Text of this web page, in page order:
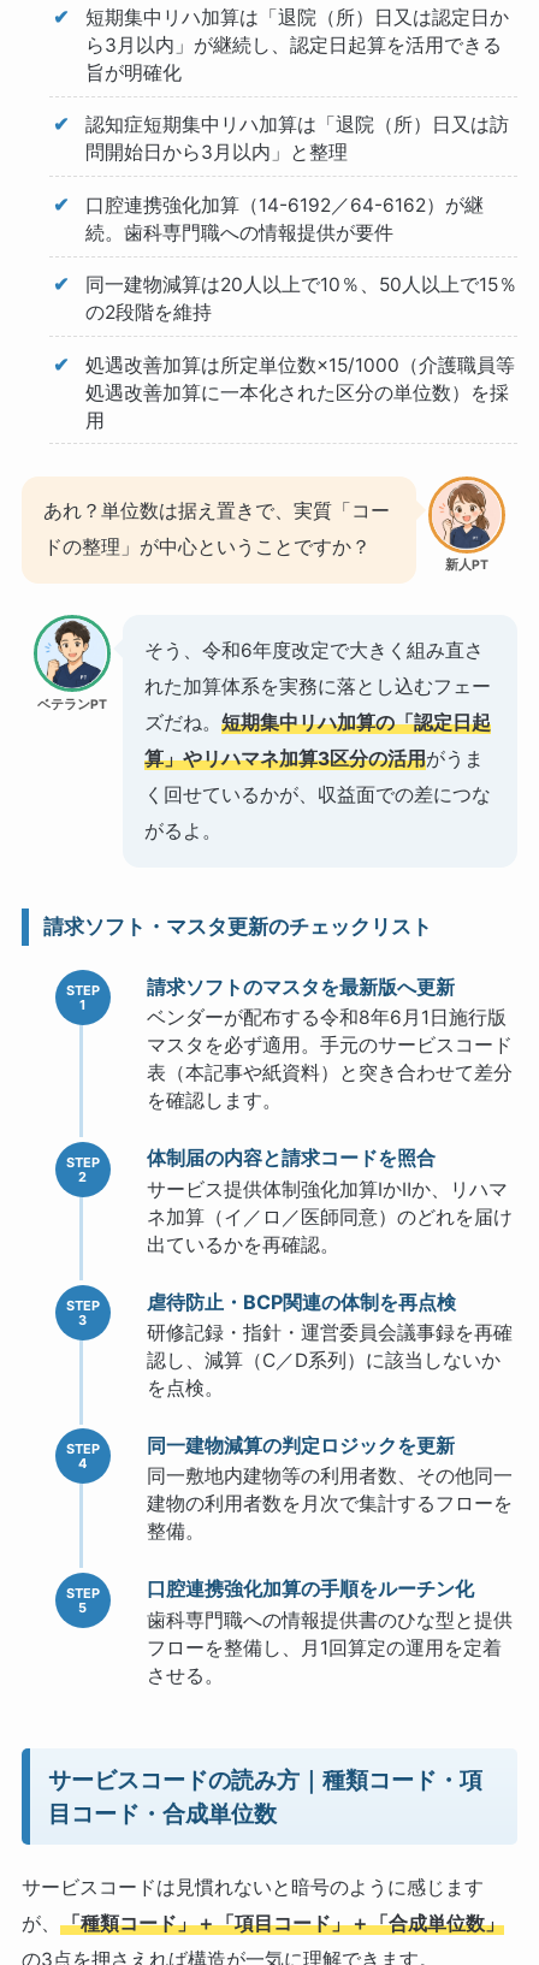
短期集中リハ加算は「退院（所）日又は認定日か
ら3月以内」が継続し、認定日起算を活用できる
旨が明確化
認知症短期集中リハ加算は「退院（所）日又は訪
問開始日から3月以内」と整理
口腔連携強化加算（14-6192／64-6162）が継
続。歯科専門職への情報提供が要件
同一建物減算は20人以上で10％、50人以上で15％
の2段階を維持
処遇改善加算は所定単位数×15/1000（介護職員等
処遇改善加算に一本化された区分の単位数）を採
用
新人PT
あれ？単位数は据え置きで、実質「コー
ドの整理」が中心ということですか？
ベテランPT
そう、令和6年度改定で大きく組み直さ
れた加算体系を実務に落とし込むフェー
ズだね。 短期集中リハ加算の「認定日起
算」やリハマネ加算3区分の活用がうま
く回せているかが、収益面での差につな
がるよ。
請求ソフト・マスタ更新のチェックリスト
請求ソフトのマスタを最新版へ更新
ベンダーが配布する令和8年6月1日施行版
マスタを必ず適用。手元のサービスコード
表（本記事や紙資料）と突き合わせて差分
を確認します。
体制届の内容と請求コードを照合
サービス提供体制強化加算ⅠかⅡか、リハマ
ネ加算（イ／ロ／医師同意）のどれを届け
出ているかを再確認。
虐待防止・BCP関連の体制を再点検
研修記録・指針・運営委員会議事録を再確
認し、減算（C／D系列）に該当しないか
を点検。
同一建物減算の判定ロジックを更新
同一敷地内建物等の利用者数、その他同一
建物の利用者数を月次で集計するフローを
整備。
口腔連携強化加算の手順をルーチン化
歯科専門職への情報提供書のひな型と提供
フローを整備し、月1回算定の運用を定着
させる。
サービスコードの読み方｜種類コード・項
目コード・合成単位数
サービスコードは見慣れないと暗号のように感じます
が、 「種類コード」＋「項目コード」＋「合成単位数」
の3点を押さえれば構造が一気に理解できます。